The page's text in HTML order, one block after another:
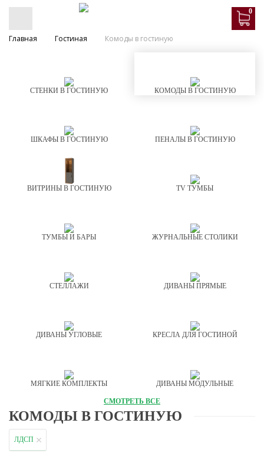
0
Главная Гостиная Комоды в гостиную
СТЕНКИ В ГОСТИНУЮ КОМОДЫ В ГОСТИНУЮ
ШКАФЫ В ГОСТИНУЮ ПЕНАЛЫ В ГОСТИНУЮ
ВИТРИНЫ В ГОСТИНУЮ TV ТУМБЫ
ТУМБЫ И БАРЫ ЖУРНАЛЬНЫЕ СТОЛИКИ
СТЕЛЛАЖИ ДИВАНЫ ПРЯМЫЕ
ДИВАНЫ УГЛОВЫЕ КРЕСЛА ДЛЯ ГОСТИНОЙ
МЯГКИЕ КОМПЛЕКТЫ ДИВАНЫ МОДУЛЬНЫЕ
СМОТРЕТЬ ВСЕ
КОМОДЫ В ГОСТИНУЮ
ЛДСП